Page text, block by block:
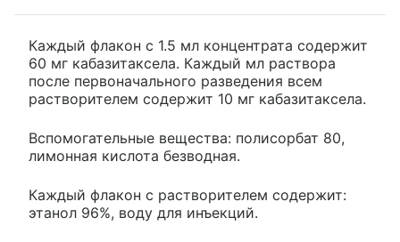
Каждый флакон с 1.5 мл концентрата содержит
60 мг кабазитаксела. Каждый мл раствора
после первоначального разведения всем
растворителем содержит 10 мг кабазитаксела.
Вспомогательные вещества: полисорбат 80,
лимонная кислота безводная.
Каждый флакон с растворителем содержит:
этанол 96%, воду для инъекций.